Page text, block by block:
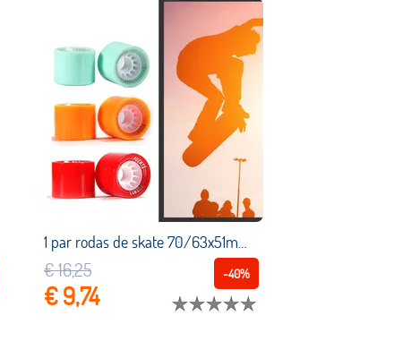
1 par rodas de skate 70/63x51mm durável super cruiser rodas rolo para longboard skate placa dança skate acessórios
-40%
€ 16,25
€ 9,74